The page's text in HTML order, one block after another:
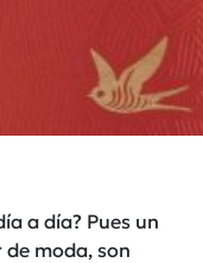
a día? Pues un
moda, son